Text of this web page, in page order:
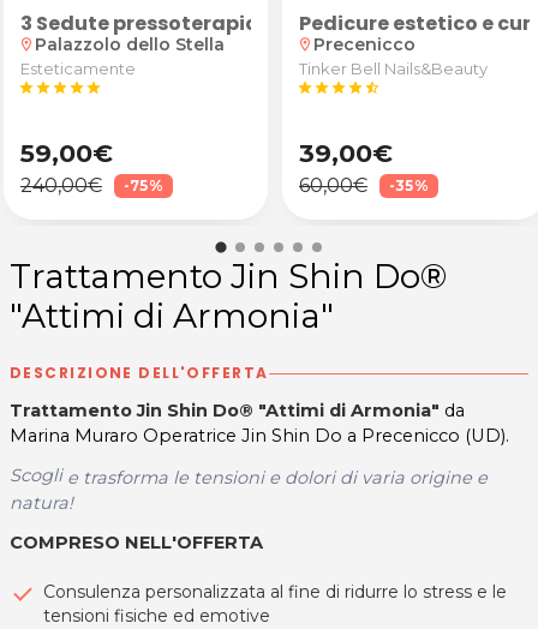
per cane fino a 10 kg da Animalia a Rivignano
3 Sedute pressoterapia anticellulite e drenante
location_on Palazzolo dello Stella
Esteticamente
starstarstarstarstar
59,00€
240,00€ -75%
Pedicure estetico e
location_on Precenicco
Tinker Bell Nails&Beauty
starstarstarstarstar_half
39,00€
60,00€ -35%
Trattamento Jin Shin Do®
"Attimi di Armonia"
DESCRIZIONE DELL'OFFERTA
Trattamento Jin Shin Do® "Attimi di Armonia" da
Marina Muraro Operatrice Jin Shin Do a Precenicco (UD).
Scogli e trasforma le tensioni e dolori di varia origine e
natura!
COMPRESO NELL'OFFERTA
Consulenza personalizzata al fine di ridurre lo stress e le
tensioni fisiche ed emotive